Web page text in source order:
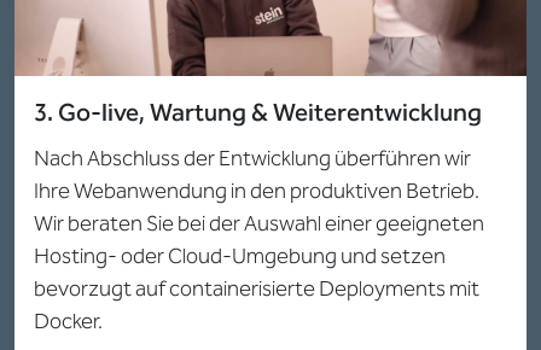
3. Go-live, Wartung & Weiterentwicklung
Nach Abschluss der Entwicklung überführen wir
Ihre Webanwendung in den produktiven Betrieb.
Wir beraten Sie bei der Auswahl einer geeigneten
Hosting- oder Cloud-Umgebung und setzen
bevorzugt auf containerisierte Deployments mit
Docker.